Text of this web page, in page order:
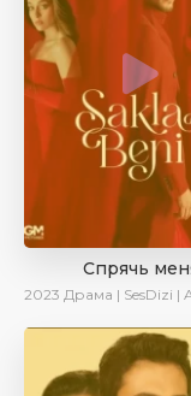
Спрячь
2023 Драма | SesDizi | AveTurk |